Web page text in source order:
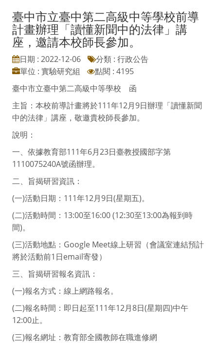
臺中市立臺中第二高級中等學校前導
計畫辦理「讀懂新聞中的法律」講
座，邀請本校師長參加。
日期 : 2022-12-06
分類 : 行政公告
單位 : 實驗研究組
點閱 : 4195
臺中市立臺中第二高級中等學校 函
主旨：本校前導計畫將於111年12月9日辦理「讀懂新聞
中的法律」講座，敬邀貴校師長參加。
說明：
一、依據教育部111年6月23日臺教授國部字第
1110075240A號函辦理。
二、旨揭研習資訊：
(一)活動日期：111年12月9日(星期五)。
(二)活動時間：13:00至16:00 (12:30至13:00為報到時
間)。
(三)活動地點：Google Meet線上研習（會議室連結預計
將於活動前1日email寄發）
三、旨揭研習報名資訊：
(一)報名方式：線上網路報名。
(二)報名時間：即日起至111年12月8日(星期四)中午
12:00止。
(三)報名網址：教育部全國教師在職進修網